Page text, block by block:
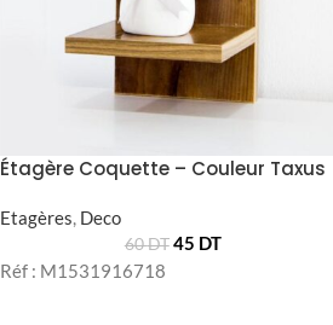
Étagère Coquette – Couleur Taxus
Etagères, Deco
60DT 45 DT
Réf : M1531916718